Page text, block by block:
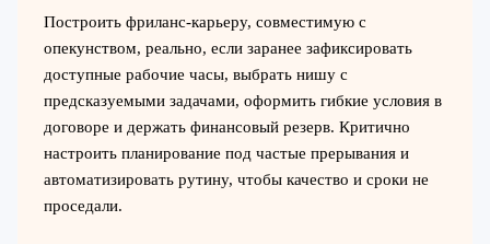
Построить фриланс-карьеру, совместимую с
опекунством, реально, если заранее зафиксировать
доступные рабочие часы, выбрать нишу с
предсказуемыми задачами, оформить гибкие условия в
договоре и держать финансовый резерв. Критично
настроить планирование под частые прерывания и
автоматизировать рутину, чтобы качество и сроки не
проседали.